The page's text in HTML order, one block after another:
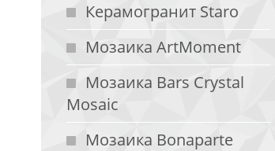
Керамогранит Staro
Мозаика ArtMoment
Мозаика Bars Crystal
Mosaic
Мозаика Bonaparte